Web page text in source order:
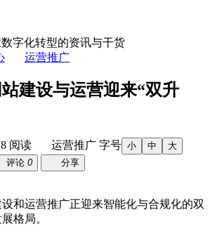
字化转型的资讯与干货
运营推广
建设与运营迎来“双升
阅读 运营推广 字号 小 中
大
评论 0 分享
和运营推广正迎来智能化与合规化的双
格局。